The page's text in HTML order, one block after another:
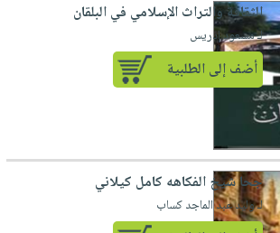
الثقافة والتراث الإسلامي في البلقان
لـ مسعود إدريس
أضف إلى الطلبية
جحا شيخ الفكاهه كامل كيلاني
لـ وليد عبد الماجد كساب